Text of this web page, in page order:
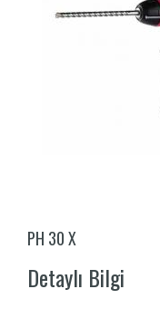
PH 30 X
Detaylı Bilgi